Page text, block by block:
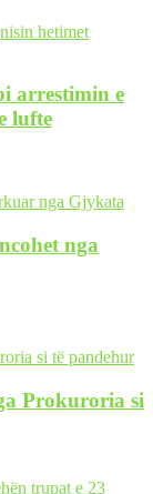
arrestimin e
lufte
nga
Prokuroria si